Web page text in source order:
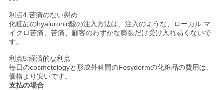
利点4:苦痛のない慰め
化粧品のhyaluronic酸の注入方法は、注入のような、ローカル マ
イクロ苦痛、苦痛、顧客のわずかな膨張だけ受け入れ易くないで
す。
利点5:経済的な利点
毎日のcosmetologyと形成外科間のFosydermの化粧品の費用は、
価格より安いです。
支払の場合